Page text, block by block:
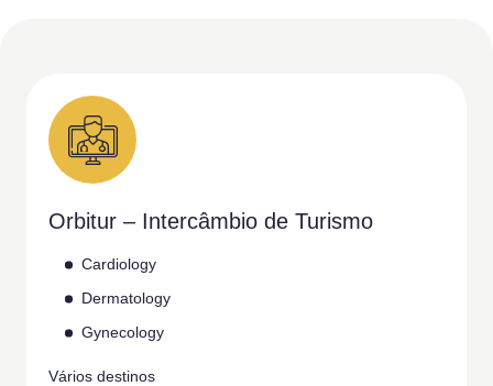
Orbitur – Intercâmbio de Turismo
Cardiology
Dermatology
Gynecology
Vários destinos